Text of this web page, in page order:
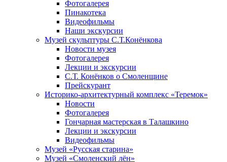
Фотогалерея
Пинакотека
Видеофильмы
Наши экскурсии
Музей скульптуры С.Т.Конёнкова
Новости музея
Фотогалерея
Лекции и экскурсии
С.Т. Конёнков о Смоленщине
Прейскурант
Историко-архитектурный комплекс «Теремок»
Новости
Фотогалерея
Гончарная мастерская в Талашкино
Лекции и экскурсии
Видеофильмы
Музей «Русская старина»
Музей «Смоленский лён»